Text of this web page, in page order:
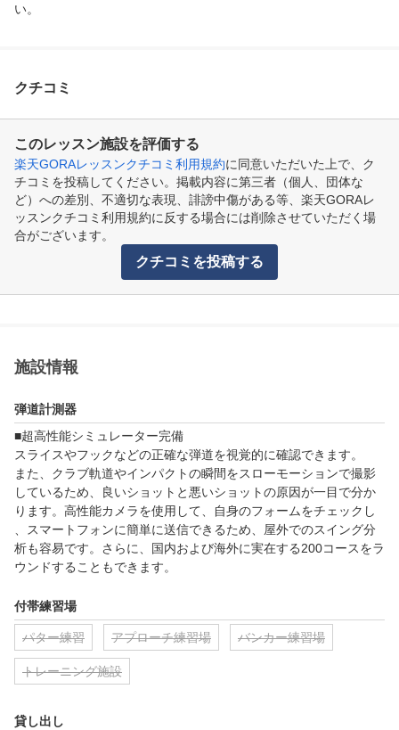
い。
クチコミ
このレッスン施設を評価する
楽天GORAレッスンクチコミ利用規約に同意いただいた上で、ク
チコミを投稿してください。掲載内容に第三者（個人、団体な
ど）への差別、不適切な表現、誹謗中傷がある等、楽天GORAレ
ッスンクチコミ利用規約に反する場合には削除させていただく場
合がございます。
クチコミを投稿する
施設情報
弾道計測器
■超高性能シミュレーター完備
スライスやフックなどの正確な弾道を視覚的に確認できます。
また、クラブ軌道やインパクトの瞬間をスローモーションで撮影
しているため、良いショットと悪いショットの原因が一目で分か
ります。高性能カメラを使用して、自身のフォームをチェックし
、スマートフォンに簡単に送信できるため、屋外でのスイング分
析も容易です。さらに、国内および海外に実在する200コースをラ
ウンドすることもできます。
付帯練習場
パター練習 アプローチ練習場 バンカー練習場
トレーニング施設
貸し出し